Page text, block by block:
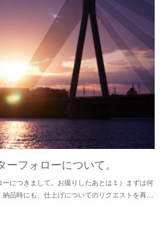
ーフォローについて。
につきまして。お撮りしたあとは１）まずは何
品時にも、仕上げについてのリクエストを再…